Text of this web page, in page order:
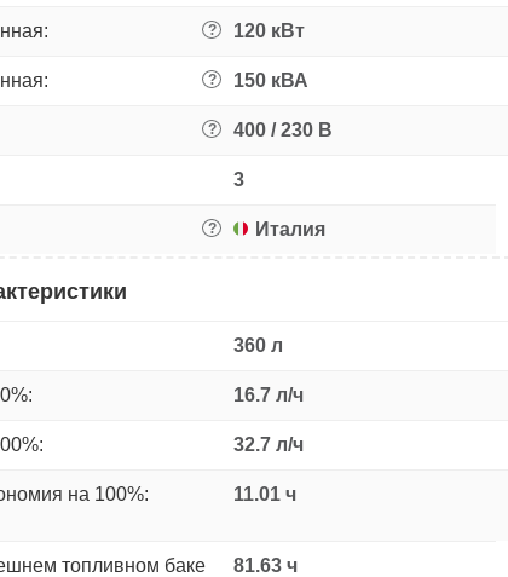
? 120 кВт
? 150 кВА
? 400 / 230 В
3
? Италия
360 л
16.7 л/ч
32.7 л/ч
на 100%: 11.01 ч
топливном баке
81.63 ч